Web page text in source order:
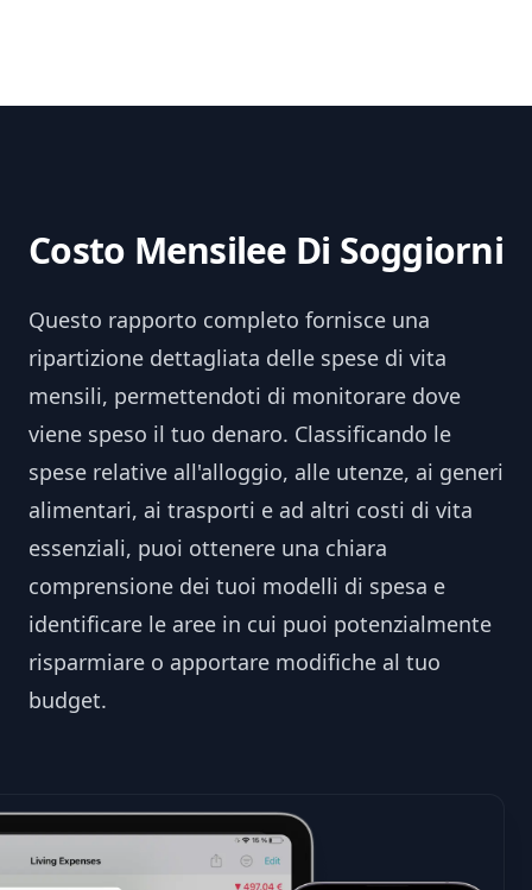
Costo Mensilee Di Soggiorni
Questo rapporto completo fornisce una
ripartizione dettagliata delle spese di vita
mensili, permettendoti di monitorare dove
viene speso il tuo denaro. Classificando le
spese relative all'alloggio, alle utenze, ai generi
alimentari, ai trasporti e ad altri costi di vita
essenziali, puoi ottenere una chiara
comprensione dei tuoi modelli di spesa e
identificare le aree in cui puoi potenzialmente
risparmiare o apportare modifiche al tuo
budget.